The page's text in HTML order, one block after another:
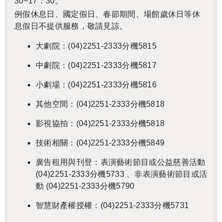
例假休息日、國定假日、春節期間、場館歲休日等休
息假日不提供服務，敬請見諒。
大劇院：(04)2251-2333分機5815
中劇院：(04)2251-2333分機5817
小劇場：(04)2251-2333分機5816
其他空間：(04)2251-2333分機5818
影視協拍：(04)2251-2333分機5818
技術相關：(04)2251-2333分機5849
廣告租用與刊登：表演藝術節目或公益慈善活動
(04)2251-2333分機5733 、非表演藝術節目或活
動 (04)2251-2333分機5790
智慧財產權授權：(04)2251-2333分機5731